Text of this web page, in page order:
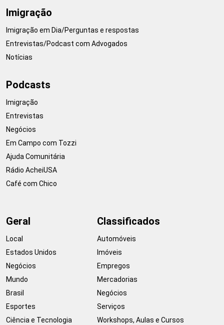
Imigração
Imigração em Dia/Perguntas e respostas
Entrevistas/Podcast com Advogados
Notícias
Podcasts
Imigração
Entrevistas
Negócios
Em Campo com Tozzi
Ajuda Comunitária
Rádio AcheiUSA
Café com Chico
Geral
Local
Estados Unidos
Negócios
Mundo
Brasil
Esportes
Ciência e Tecnologia
Classificados
Automóveis
Imóveis
Empregos
Mercadorias
Negócios
Serviços
Workshops, Aulas e Cursos